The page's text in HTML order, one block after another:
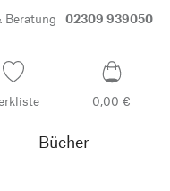
Beratung 02309 939050
0,00 €
Bücher